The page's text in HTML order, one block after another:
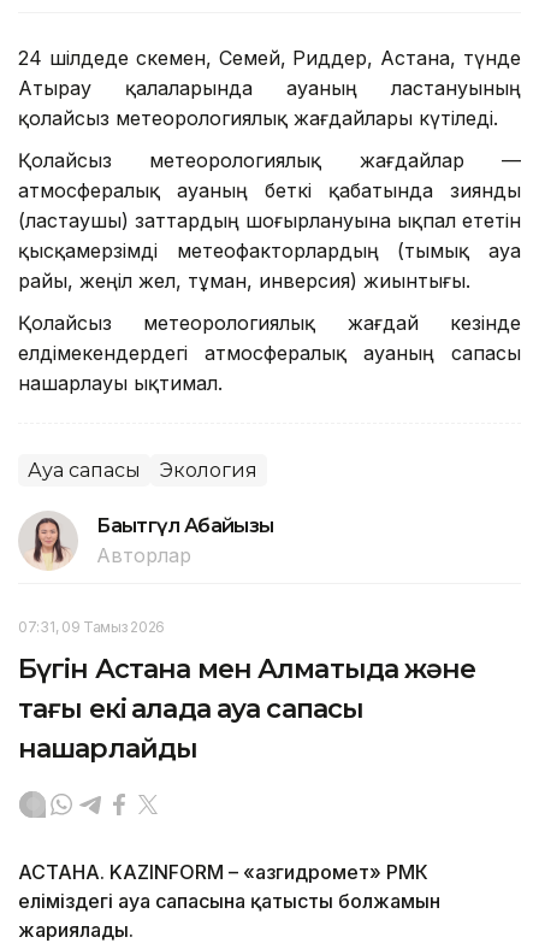
24 шілдеде Өскемен, Семей, Риддер, Астана, түнде
Атырау қалаларында ауаның ластануының
қолайсыз метеорологиялық жағдайлары күтіледі.
Қолайсыз метеорологиялық жағдайлар —
атмосфералық ауаның беткі қабатында зиянды
(ластаушы) заттардың шоғырлануына ықпал ететін
қысқамерзімді метеофакторлардың (тымық ауа
райы, жеңіл жел, тұман, инверсия) жиынтығы.
Қолайсыз метеорологиялық жағдай кезінде
елдімекендердегі атмосфералық ауаның сапасы
нашарлауы ықтимал.
Ауа сапасы Экология
Бақытгүл Абайқызы
Авторлар
07:31, 09 Тамыз 2026
Бүгін Астана мен Алматыда және
тағы екі қалада ауа сапасы
нашарлайды
АСТАНА. KAZINFORM – «Қазгидромет» РМК
еліміздегі ауа сапасына қатысты болжамын
жариялады.